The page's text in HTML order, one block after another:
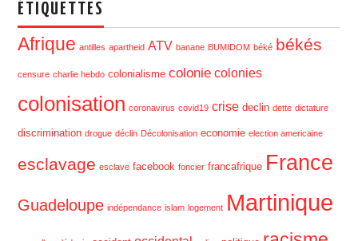
ÉTIQUETTES
Afrique antilles apartheid ATV banane BUMIDOM béké békés
censure charlie hebdo colonialisme colonie colonies
colonisation coronavirus covid19 crise declin dette dictature
discrimination drogue déclin Décolonisation economie election americaine
esclavage esclave facebook foncier francafrique France
Guadeloupe indépendance islam logement Martinique